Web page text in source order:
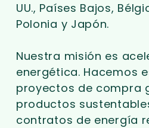
UU., Países Bajos,
Polonia y Japón.
Nuestra misión es
energética. Hacemos
proyectos de compra
productos
contratos de energía